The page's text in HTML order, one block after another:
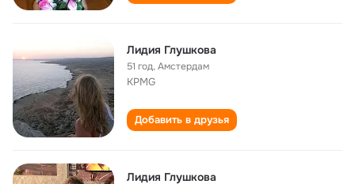
Лидия Глушкова
51 год,Амстердам
KPMG
Добавить в друзья
Лидия Глушкова